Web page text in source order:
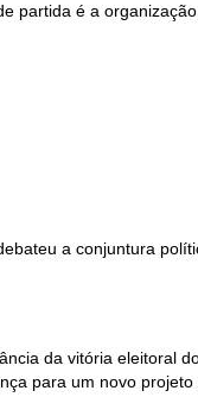
partida é a
a conjuntura
da vitória
para um novo projeto